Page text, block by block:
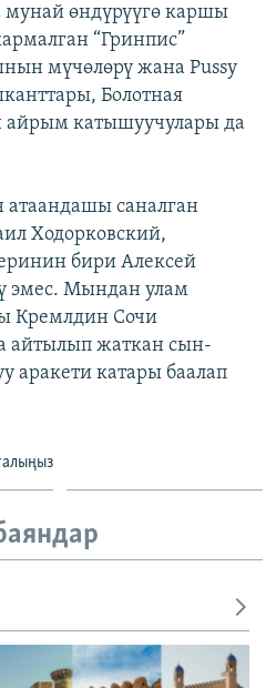
өндүрүүгө каршы
“Гринпис”
мүчөлөрү жана Pussy
Болотная
катышуучулары да
саналган
Ходорковский,
бири Алексей
эмес. Мындан улам
Кремлдин Сочи
айтылып жаткан сын-
аракети катары баалап